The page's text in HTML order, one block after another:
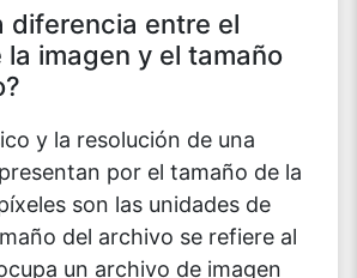
diferencia entre el
imagen y el tamaño
y la resolución de una
por el tamaño de la
son las unidades de
del archivo se refiere al
un archivo de imagen